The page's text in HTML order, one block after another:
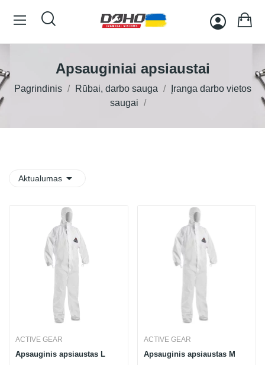
Apsauginiai apsiaustai
Pagrindinis Rūbai, darbo sauga
Įranga darbo vietos
saugai
Aktualumas 
ACTIVE GEAR
Apsauginis apsiaustas L
ACTIVE GEAR
Apsauginis apsiaustas M